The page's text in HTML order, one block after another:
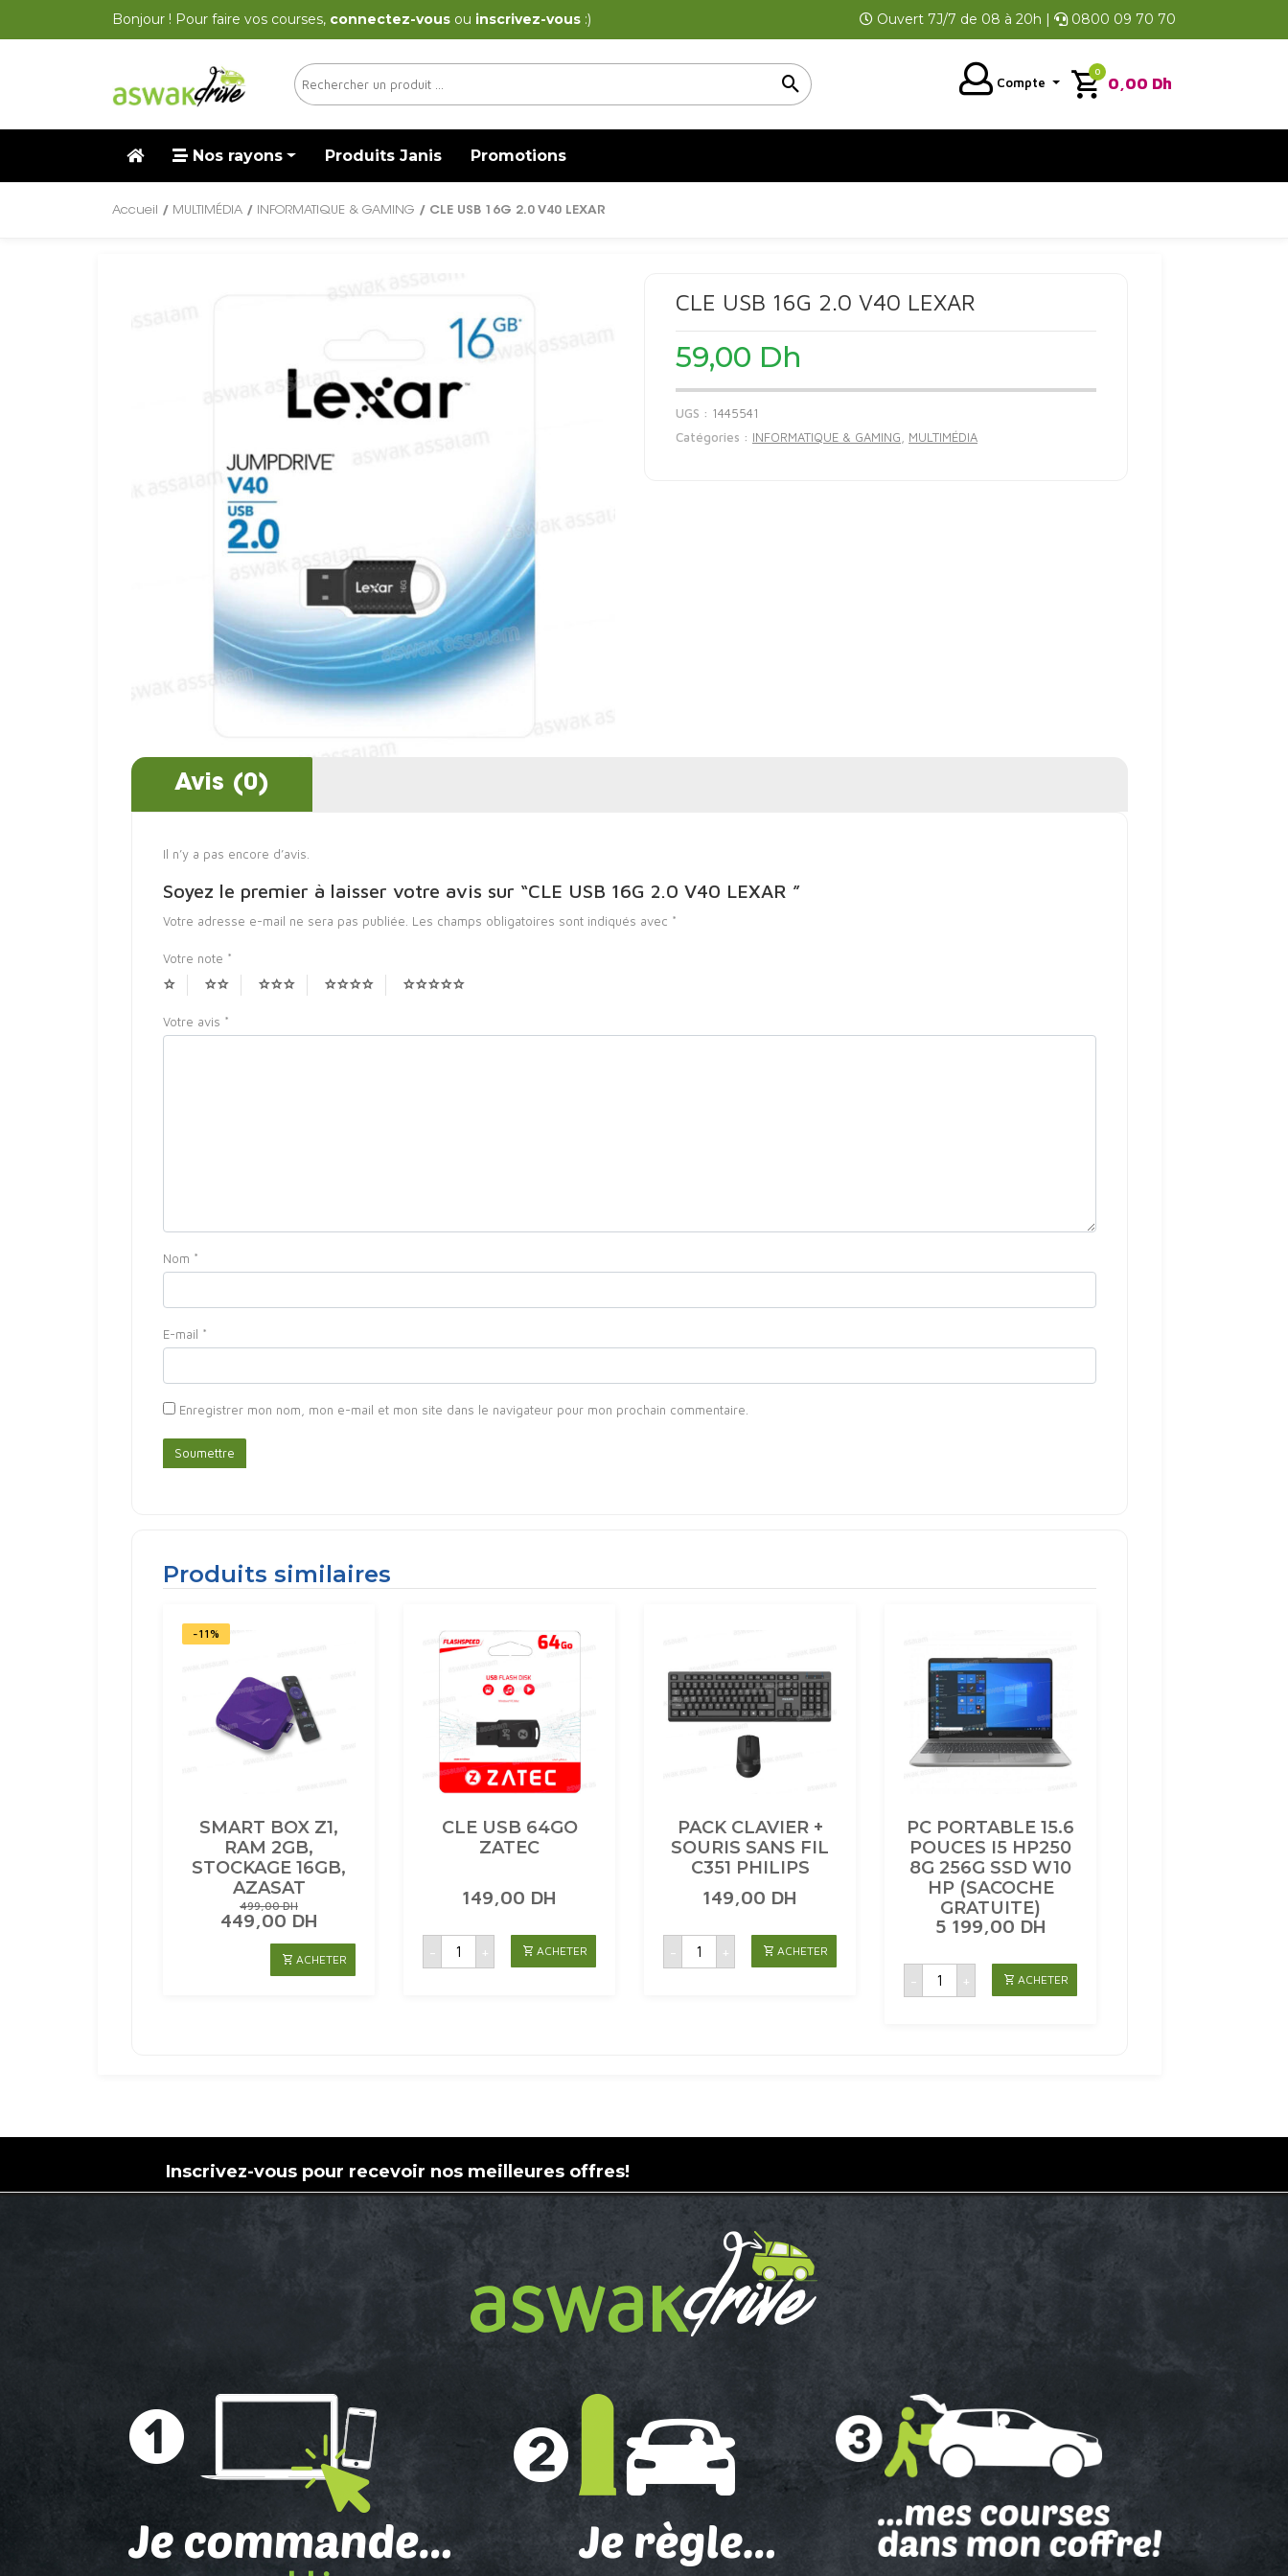
Bonjour ! Pour faire vos courses, connectez-vous ou inscrivez-vous :) Ouvert 7J/7 de 08 à 20h | 0800 09 70 70
Compte 0,00 Dh
0
Nos rayons Produits Janis Promotions
Accueil / MULTIMÉDIA / INFORMATIQUE & GAMING / CLE USB 16G 2.0 V40 LEXAR
CLE USB 16G 2.0 V40 LEXAR
59,00 Dh
UGS : 1445541
Catégories : INFORMATIQUE & GAMING, MULTIMÉDIA
Avis (0)
Il n’y a pas encore d’avis.
Soyez le premier à laisser votre avis sur “CLE USB 16G 2.0 V40 LEXAR ”
Votre adresse e-mail ne sera pas publiée. Les champs obligatoires sont indiqués avec *
Votre note *
Votre avis *
Nom *
E-mail *
Enregistrer mon nom, mon e-mail et mon site dans le navigateur pour mon prochain commentaire.
Produits similaires
-11%
SMART BOX Z1,
RAM 2GB,
STOCKAGE 16GB,
AZASAT
499,00DH
LE
PRIX
INITIAL
ÉTAIT :
499,00 DH.
449,00 DH
ACTUEL
EST :
449,00 DH.
ACHETER
CLE USB 64GO
ZATEC
149,00 DH
-
quantité
CLE
+ ACHETER
PACK CLAVIER +
SOURIS SANS FIL
C351 PHILIPS
149,00 DH
-
quantité
PACK
+ ACHETER
PC PORTABLE 15.6
POUCES I5 HP250
8G 256G SSD W10
HP (SACOCHE
GRATUITE)
5 199,00 DH
-
quantité
PC
+ ACHETER
Inscrivez-vous pour recevoir nos meilleures offres!